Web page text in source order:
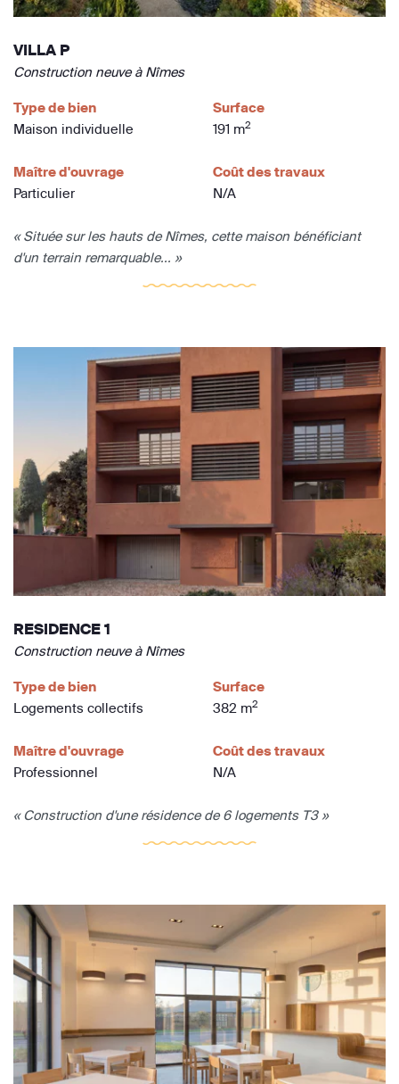
VILLA P
Construction neuve à Nîmes
Type de bien
Maison individuelle
Surface
191 m2
Maître d'ouvrage
Particulier
Coût des travaux
N/A
« Située sur les hauts de Nîmes, cette maison bénéficiant
d'un terrain remarquable... »
RESIDENCE 1
Construction neuve à Nîmes
Type de bien
Logements collectifs
Surface
382 m2
Maître d'ouvrage
Professionnel
Coût des travaux
N/A
« Construction d'une résidence de 6 logements T3 »